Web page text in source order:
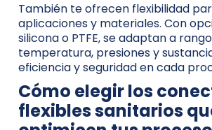
También te ofrecen flexibilidad
aplicaciones y materiales. Con
silicona o PTFE, se adaptan a
temperatura, presiones y
eficiencia y seguridad en cada
Cómo elegir los
flexibles sanitarios